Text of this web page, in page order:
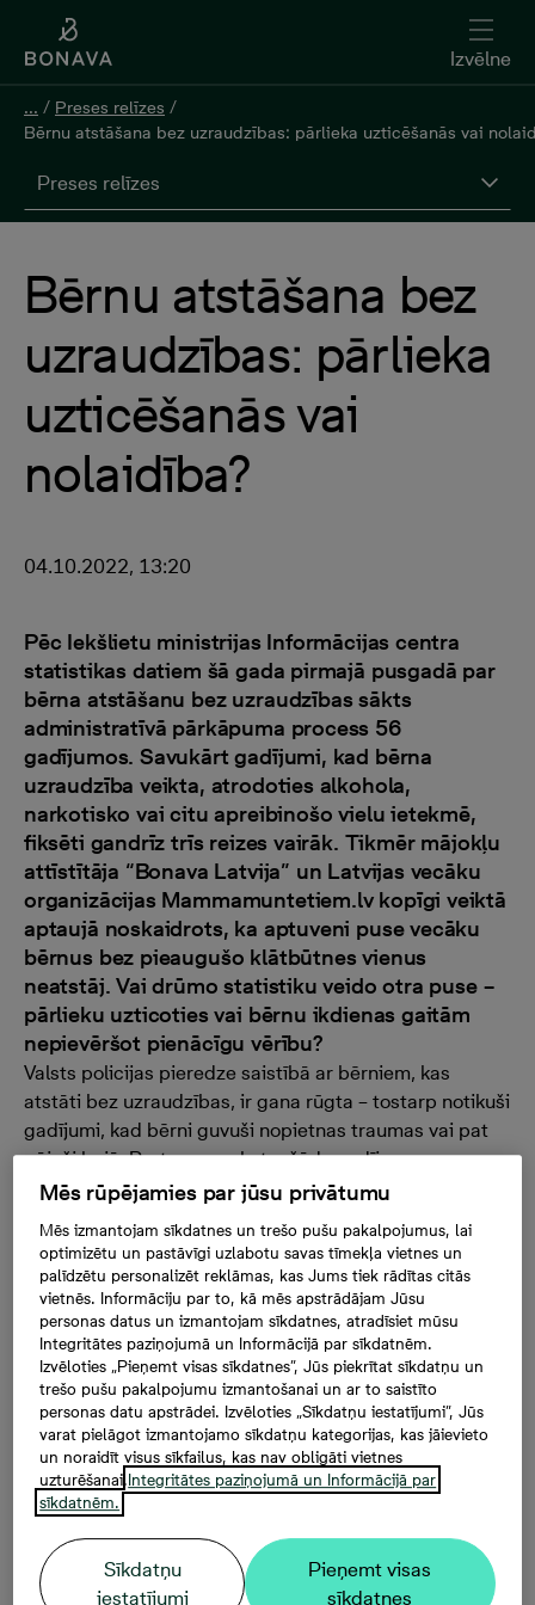
Izvēlne
... / Preses relīzes /
Bērnu atstāšana bez uzraudzības: pārlieka uzticēšanās vai
Preses relīzes
Bērnu atstāšana bez
uzraudzības: pārlieka
uzticēšanās vai
nolaidība?
04.10.2022, 13:20
Pēc Iekšlietu ministrijas Informācijas centra
statistikas datiem šā gada pirmajā pusgadā par
bērna atstāšanu bez uzraudzības sākts
administratīvā pārkāpuma process 56
gadījumos. Savukārt gadījumi, kad bērna
uzraudzība veikta, atrodoties alkohola,
narkotisko vai citu apreibinošo vielu ietekmē,
fiksēti gandrīz trīs reizes vairāk. Tikmēr mājokļu
attīstītāja “Bonava Latvija” un Latvijas vecāku
organizācijas Mammamuntetiem.lv kopīgi veiktā
aptaujā noskaidrots, ka aptuveni puse vecāku
bērnus bez pieaugušo klātbūtnes vienus
neatstāj. Vai drūmo statistiku veido otra puse –
pārlieku uzticoties vai bērnu ikdienas gaitām
nepievēršot pienācīgu vērību?
Valsts policijas pieredze saistībā ar bērniem, kas
atstāti bez uzraudzības, ir gana rūgta – tostarp notikuši
gadījumi, kad bērni guvuši nopietnas traumas vai pat
gājuši bojā. Protams, ne katrs šāds gadījums
viennozīmīgi saistāms ar nolaidību, dažkārt tās ir sekas
personai, kura nespēj pienācīgi veikt bērna uzraudzību,
vai bērna drošībai nepiemērotas vides faktors. Dažkārt
nelaimes notiek, un diemžēl pat paši apzinīgākie vecāki
ne vienmēr spēj tās iepriekš paredzēt un novērst. Taču
tas, ko varam iepriekš paredzēt, ir vides faktora
uzlabošana bērna drošības vārdā – gan iekštelpās, gan
ārpus mājām, gan pašiem veicot nepieciešamos
drošības pasākumus, gan arī iepazīstoties un uzturot
labas attiecības ar kaimiņiem.
Kā uzraugām savus bērnus? Valsts policijas
rūgtā pieredze
Saskaņā ar Valsts policijas rīcībā esošo informāciju
Mēs rūpējamies par jūsu privātumu
Mēs izmantojam sīkdatnes un trešo pušu pakalpojumus, lai
optimizētu un pastāvīgi uzlabotu savas tīmekļa vietnes un
palīdzētu personalizēt reklāmas, kas Jums tiek rādītas citās
vietnēs. Informāciju par to, kā mēs apstrādājam Jūsu
personas datus un izmantojam sīkdatnes, atradīsiet mūsu
Integritātes paziņojumā un Informācijā par sīkdatnēm.
Izvēloties „Pieņemt visas sīkdatnes”, Jūs piekrītat sīkdatņu un
trešo pušu pakalpojumu izmantošanai un ar to saistīto
personas datu apstrādei. Izvēloties „Sīkdatņu iestatījumi”, Jūs
varat pielāgot izmantojamo sīkdatņu kategorijas, kas jāievieto
un noraidīt visus sīkfailus, kas nav obligāti vietnes
uzturēšanai.Integritātes paziņojumā un Informācijā par
sīkdatnēm.
Sīkdatņu
iestatījumi
Pieņemt visas
sīkdatnes